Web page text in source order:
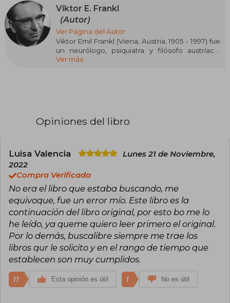
Viktor E. Frankl
(Autor)
Ver Página del Autor
Viktor Emil Frankl (Viena, Austria, 1905 - 1997) fue
un neurólogo, psiquiatra y filósofo austríaco,
creador de la logoterapia, conocida como la
campos de concentración nazis, incluidos
parte de su familia, incluida su esposa
embarazada. Sin embargo, esas experiencias
extremas lo llevaron a formular su obra más
influyente, El hombre en busca de sentido
(1946), que combina testimonio personal con
una teoría psicológica centrada en que la fuerza
vital del ser humano proviene de encontrar
propósito incluso en medio del sufrimiento.
Premiado internacionalmente y considerado un
referente en psicoterapia existencial, Frankl
ejerció como director de la Policlínica
Neurológica de Viena durante 25 años. Su
Ver más
Opiniones del libro
Luisa Valencia
Lunes 21 de Noviembre,
2022
Compra Verificada
No era el libro que estaba buscando, me
equivoque, fue un error mío. Este libro es la
continuación del libro original, por esto bo me lo
he leído, ya queme quiero leer primero el original.
Por lo demás, buscalibre siempre me trae los
libros qur le solicito y en el rango de tiempo que
establecen son muy cumplidos.
11 Esta opinión es útil 1 No es útil